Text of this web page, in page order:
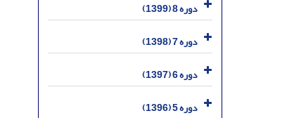
دوره 8 (1399)
دوره 7 (1398)
دوره 6 (1397)
دوره 5 (1396)